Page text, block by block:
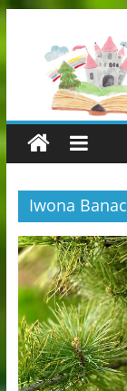
Iwona